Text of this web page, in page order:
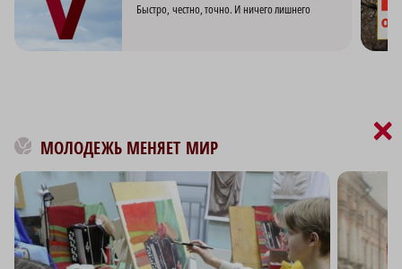
Быстро, честно, точно. И ничего лишнего
МОЛОДЕЖЬ МЕНЯЕТ МИР ×